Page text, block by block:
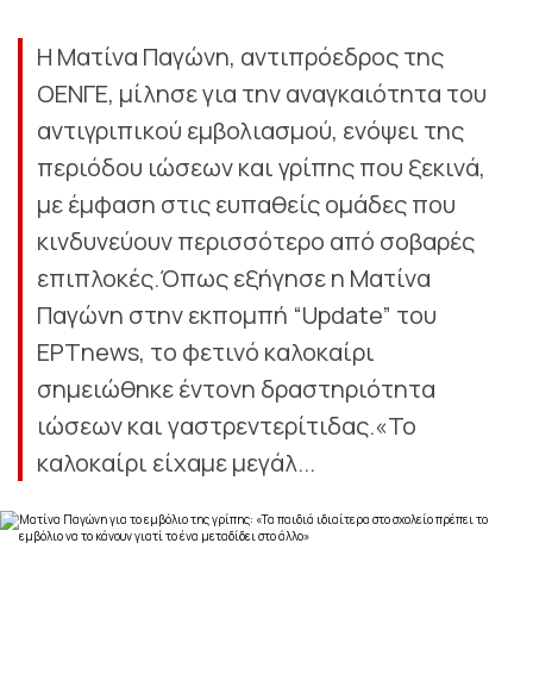
Η Ματίνα Παγώνη, αντιπρόεδρος της
ΟΕΝΓΕ, μίλησε για την αναγκαιότητα του
αντιγριπικού εμβολιασμού, ενόψει της
περιόδου ιώσεων και γρίπης που ξεκινά,
με έμφαση στις ευπαθείς ομάδες που
κινδυνεύουν περισσότερο από σοβαρές
επιπλοκές.Όπως εξήγησε η Ματίνα
Παγώνη στην εκπομπή “Update” του
ΕΡΤnews, το φετινό καλοκαίρι
σημειώθηκε έντονη δραστηριότητα
ιώσεων και γαστρεντερίτιδας.«Το
καλοκαίρι είχαμε μεγάλ...